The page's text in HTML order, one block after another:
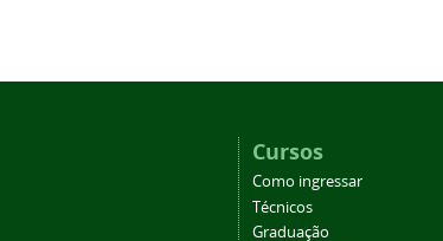
Cursos
Como ingressar
Técnicos
Graduação